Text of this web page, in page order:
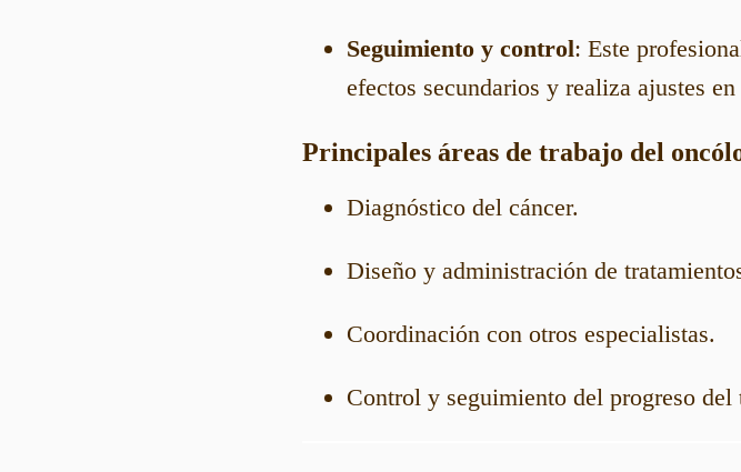
Seguimiento y control: Este
efectos secundarios y realiza ajustes
Principales áreas de trabajo del
Diagnóstico del cáncer.
Diseño y administración de
Coordinación con otros especialistas.
Control y seguimiento del progreso del